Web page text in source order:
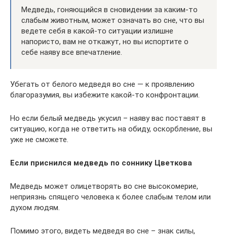
Медведь, гоняющийся в сновидении за каким-то
слабым животным, может означать во сне, что вы
ведете себя в какой-то ситуации излишне
напористо, вам не откажут, но вы испортите о
себе наяву все впечатление.
Убегать от белого медведя во сне — к проявлению
благоразумия, вы избежите какой-то конфронтации.
Но если белый медведь укусил – наяву вас поставят в
ситуацию, когда не ответить на обиду, оскорбление, вы
уже не сможете.
Если приснился медведь по соннику Цветкова
Медведь может олицетворять во сне высокомерие,
неприязнь спящего человека к более слабым телом или
духом людям.
Помимо этого, видеть медведя во сне – знак силы,